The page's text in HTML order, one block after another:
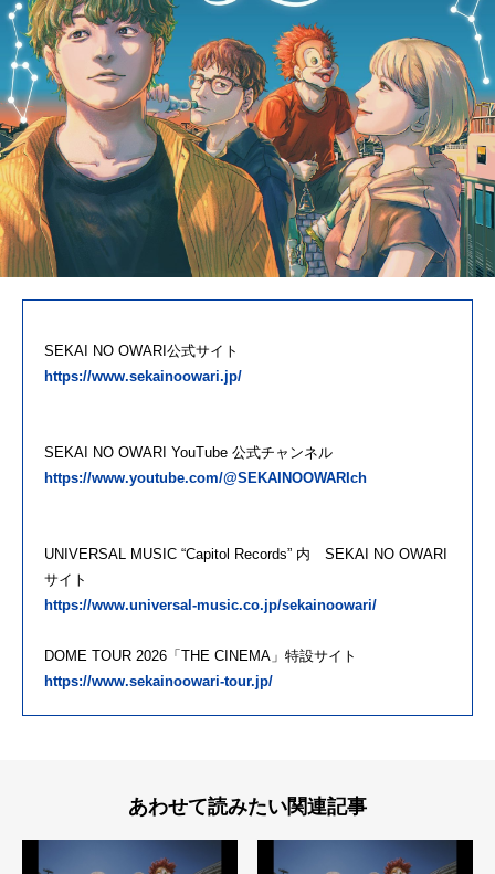
SEKAI NO OWARI公式サイト
https://www.sekainoowari.jp/
SEKAI NO OWARI YouTube 公式チャンネル
https://www.youtube.com/@SEKAINOOWARIch
UNIVERSAL MUSIC “Capitol Records” 内 SEKAI NO OWARI
サイト
https://www.universal-music.co.jp/sekainoowari/
DOME TOUR 2026「THE CINEMA」特設サイト
https://www.sekainoowari-tour.jp/
あわせて読みたい関連記事